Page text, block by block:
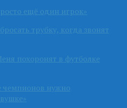
ещё один игрок»
трубку, когда звонят
похоронят в футболке
чемпионов нужно